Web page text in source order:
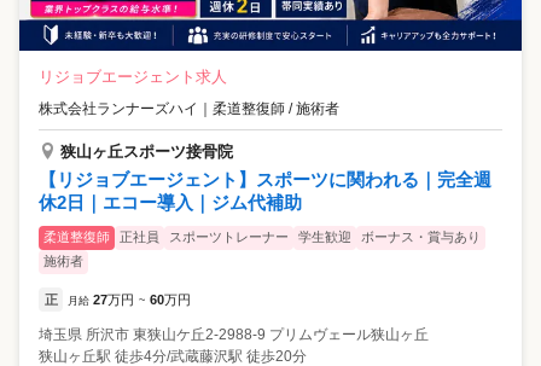
リジョブエージェント求人
株式会社ランナーズハイ ｜ 柔道整復師 / 施術者
狭山ヶ丘スポーツ接骨院
【リジョブエージェント】スポーツに関われる｜完全週
休2日｜エコー導入｜ジム代補助
柔道整復師 正社員 スポーツトレーナー 学生歓迎
ボーナス・賞与あり
施術者
正 月給 27万円 ~ 60万円
埼玉県 所沢市 東狭山ケ丘2-2988-9 プリムヴェール狭山ヶ丘
狭山ヶ丘駅 徒歩4分/武蔵藤沢駅 徒歩20分